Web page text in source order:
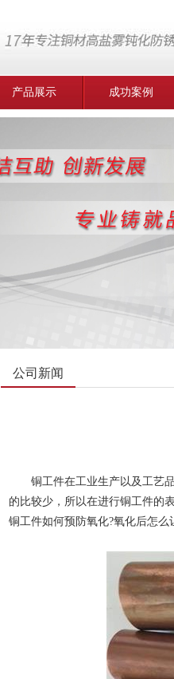
产品展示 成功案例
公司新闻
铜工件在工业生产以及工艺品
的比较少，所以在进行铜工件的
铜工件如何预防氧化?氧化后怎么